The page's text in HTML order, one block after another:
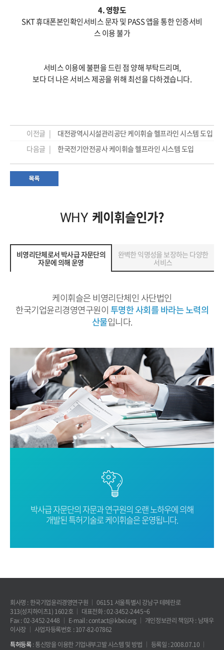
4. 영향도
SKT 휴대폰본인확인서비스 문자 및 PASS 앱을 통한 인증서비
스 이용 불가
서비스 이용에 불편을 드린 점 양해 부탁드리며,
보다 더 나은 서비스 제공을 위해 최선을 다하겠습니다.
이전글 |
대전광역시시설관리공단 케이휘슬 헬프라인 시스템 도입
다음글 |
한국전기안전공사 케이휘슬 헬프라인 시스템 도입
WHY 케이휘슬인가?
비영리단체로서 박사급 자문단의
자문에 의해 운영
완벽한 익명성을 보장하는 다양한
서비스
케이휘슬은 비영리단체인 사단법인
한국기업윤리경영연구원이투명한 사회를 바라는 노력의
산물입니다.
박사급 자문단의 자문과 연구원의 오랜노하우에 의해
개발된 특허기술로케이휘슬은 운영됩니다.
회사명 : 한국기업윤리경영연구원
06151 서울특별시 강남구 테헤란로
313(성지하이츠1) 1602호
대표전화 : 02-3452-2445~6
Fax : 02-3452-2448
E-mail : contact@kbei.org
개인정보관리 책임자 : 남재우
이사장
사업자등록번호 : 107-82-07862
특허등록: 통신망을 이용한 기업내부고발 시스템 및 방법
등록일 : 2008.07.10